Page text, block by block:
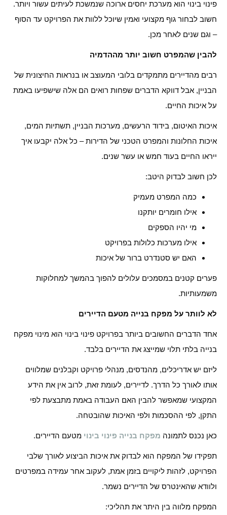
פינוי בינוי הוא מערכת יחסים ארוכה שנמשכת לעיתים עשור ויותר.
חשוב לבחור גוף מקצועי ואמין שיוכל ללוות את הפרויקט עד הסוף
– וגם שנים לאחר מכן.
להבין שהמפרט חשוב יותר מההדמיה
רבים מהדיירים מתמקדים בלובי המעוצב או בנראות החיצונית של
הבניין, אבל דווקא הדברים שפחות רואים הם אלה שישפיעו באמת
על איכות החיים.
איכות האיטום, בידוד הרעשים, מערכות הבניין, תשתיות המים,
איכות החלונות והמפרט הטכני של הדירות – כל אלה יקבעו איך
ייראו החיים בעוד חמש או עשר שנים.
לכן חשוב לבדוק היטב:
כמה המפרט מעמיק
אילו חומרים יותקנו
מי יהיו הספקים
אילו מערכות כלולות בפרויקט
האם יש סטנדרט ברור של איכות
פערים קטנים במסמכים עלולים להפוך בהמשך למחלוקות
משמעותיות.
לא לוותר על מפקח בנייה מטעם הדיירים
אחד הדברים החשובים ביותר בפרויקט פינוי בינוי הוא מינוי מפקח
בנייה בלתי תלוי שמייצג את הדיירים בלבד.
ליזם יש אדריכלים, מהנדסים, מנהלי פרויקט וקבלנים שמלווים
אותו לאורך כל הדרך. לדיירים, לעומת זאת, לרוב אין את הידע
המקצועי שמאפשר להבין האם העבודה באמת מתבצעת לפי
התקן, לפי ההסכמות ולפי האיכות שהובטחה.
כאן נכנס לתמונה מפקח בנייה פינוי בינוי מטעם הדיירים.
תפקידו של המפקח הוא לבדוק את איכות הביצוע לאורך שלבי
הפרויקט, לזהות ליקויים בזמן אמת, לעקוב אחר עמידה במפרטים
ולוודא שהאינטרס של הדיירים נשמר.
המפקח מלווה בין היתר את תהליכי: